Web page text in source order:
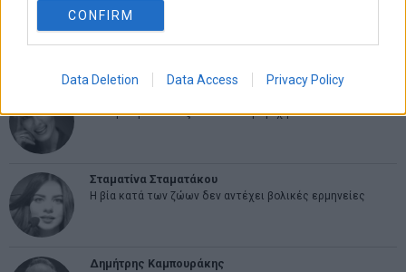
CONFIRM
Data Deletion Data Access Privacy Policy
Ελευθερία Κούρταλη
Οι «τιμωροί» των ομολόγων επέστρεψαν
Η αληθινή παιδεία ξεκινά από την ψυχή…
Σταματίνα Σταματάκου
Η βία κατά των ζώων δεν αντέχει βολικές ερμηνείες
Δημήτρης Καμπουράκης